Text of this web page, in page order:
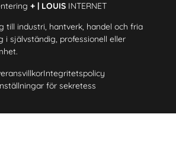
+ | LOUIS INTERNET
till industri, hantverk, handel och fria
i självständig, professionell eller
Integritetspolicy
för sekretess